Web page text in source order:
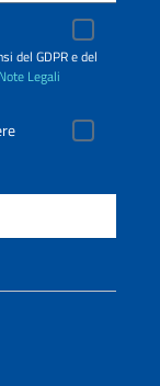
del GDPR e del
Note Legali